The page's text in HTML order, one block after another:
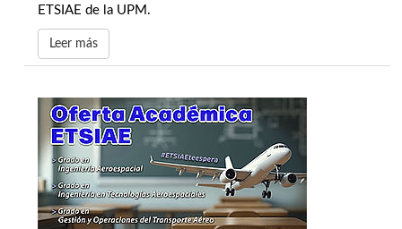
ETSIAE de la UPM.
Leer más